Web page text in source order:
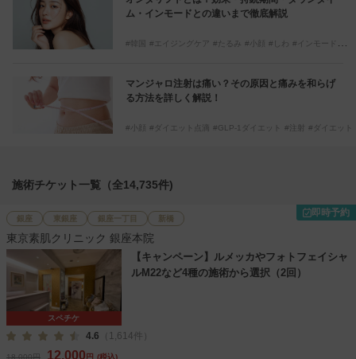
ム・インモードとの違いまで徹底解説
エイジングケア たるみ 小顔 しわ
インモード
マンジャロ注射は痛い？その原因と痛みを和らげ
る方法を詳しく解説！
小顔 ダイエット点滴 GLP-1ダイエット
ダイエット
施術チケット一覧（全14,735件)
銀座 東銀座 銀座一丁目 新橋
即時予約
東京素肌クリニック 銀座本院
スペチケ
【キャンペーン】ルメッカやフォトフェイシャ
ルM22など4種の施術から選択（2回）
4.6 （1,614件）
12,000